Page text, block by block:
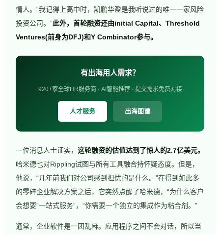
情人。“我记得上高中时，凯鹏华盈是我听说过的唯一一家风险
投资公司。”此外，首轮融资还由initial Capital、Threshold
Ventures(前身为DFJ)和Y Combinator参与。
有出海用人需求？
920+家全球HR服务商 · AI智能推荐 · 提交需求免费对接
人才服务 出海图谱
一位消息人士证实， 这轮融资的估值达到了惊人的2.7亿美元。
哈米德也对Rippling试图与所有工具融合持怀疑态度。但是，
他说，“几年前我们对公司感到担忧的是什么。”在得到如此多
的零碎企业解决方案之后，它突然点醒了哈米德，“为什么客户
会想要“一站式服务”，“你需要一个独立的集成作为粘合剂。”
通常，企业软件是一团乱麻。应用程序之间不会对话，所以当